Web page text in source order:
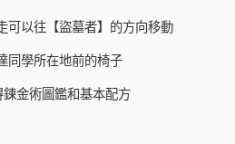
可以往【盜墓者】的方向移動
同學所在地前的椅子
金術圖鑑和基本配方